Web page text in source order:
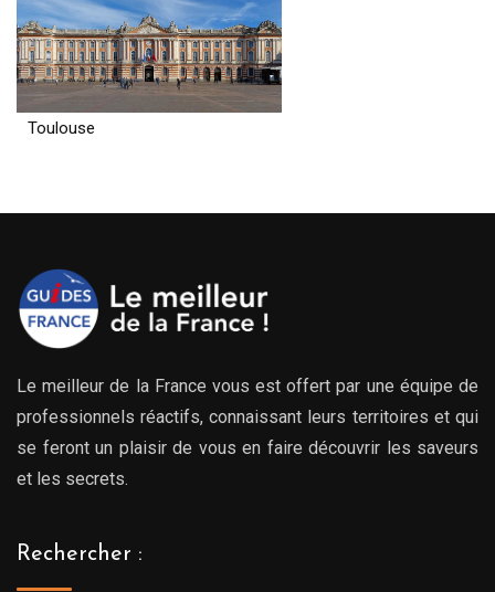
Toulouse
Le meilleur de la France vous est offert par une équipe de
professionnels réactifs, connaissant leurs territoires et qui
se feront un plaisir de vous en faire découvrir les saveurs
et les secrets.
Rechercher :